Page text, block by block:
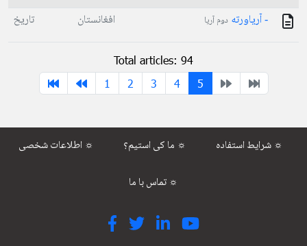
- آریاورته دوم آریا افغانستان تاریخ
Total articles: 94
1
2 3 4 5
اطلاعات شخصی ☼ ما کی استیم؟ ☼ شرایط استفاده ☼
تماس با ما ☼